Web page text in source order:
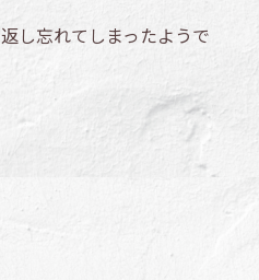
し忘れてしまったようで